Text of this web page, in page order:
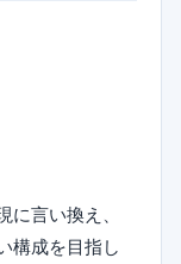
言い換え、
構成を目指し